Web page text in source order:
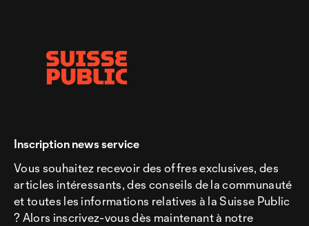
Inscription news service
Vous souhaitez recevoir des offres exclusives, des
articles intéressants, des conseils de la communauté
et toutes les informations relatives à la Suisse Public
? Alors inscrivez-vous dès maintenant à notre